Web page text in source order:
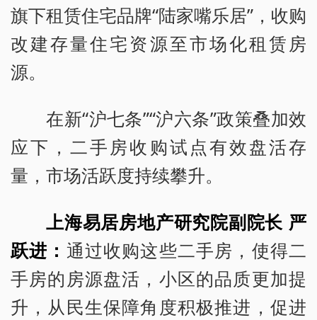
旗下租赁住宅品牌“陆家嘴乐居”，收购
改建存量住宅资源至市场化租赁房
源。
在新“沪七条”“沪六条”政策叠加效
应下，二手房收购试点有效盘活存
量，市场活跃度持续攀升。
上海易居房地产研究院副院长 严
跃进： 通过收购这些二手房，使得二
手房的房源盘活，小区的品质更加提
升，从民生保障角度积极推进，促进